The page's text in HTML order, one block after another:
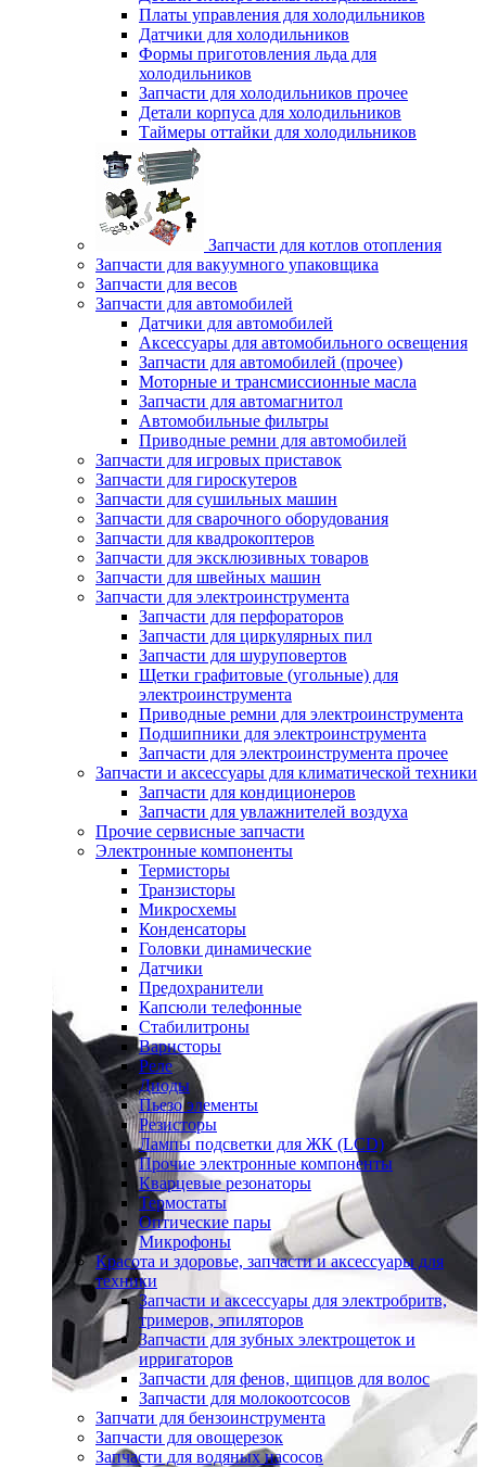
Платы управления для холодильников
Датчики для холодильников
Формы приготовления льда для
холодильников
Запчасти для холодильников прочее
Детали корпуса для холодильников
Таймеры оттайки для холодильников
Запчасти для котлов отопления
Запчасти для вакуумного упаковщика
Запчасти для весов
Запчасти для автомобилей
Датчики для автомобилей
Аксессуары для автомобильного освещения
Запчасти для автомобилей (прочее)
Моторные и трансмиссионные масла
Запчасти для автомагнитол
Автомобильные фильтры
Приводные ремни для автомобилей
Запчасти для игровых приставок
Запчасти для гироскутеров
Запчасти для сушильных машин
Запчасти для сварочного оборудования
Запчасти для квадрокоптеров
Запчасти для эксклюзивных товаров
Запчасти для швейных машин
Запчасти для электроинструмента
Запчасти для перфораторов
Запчасти для циркулярных пил
Запчасти для шуруповертов
Щетки графитовые (угольные) для
электроинструмента
Приводные ремни для электроинструмента
Подшипники для электроинструмента
Запчасти для электроинструмента прочее
Запчасти и аксессуары для климатической техники
Запчасти для кондиционеров
Запчасти для увлажнителей воздуха
Прочие сервисные запчасти
Электронные компоненты
Термисторы
Транзисторы
Микросхемы
Конденсаторы
Головки динамические
Датчики
Предохранители
Капсюли телефонные
Стабилитроны
Варисторы
Реле
Диоды
Пьезо элементы
Резисторы
Лампы подсветки для ЖК (LCD)
Прочие электронные компоненты
Кварцевые резонаторы
Термостаты
Оптические пары
Микрофоны
Красота и здоровье, запчасти и аксессуары для
техники
Запчасти и аксессуары для электробритв,
тримеров, эпиляторов
Запчасти для зубных электрощеток и
ирригаторов
Запчасти для фенов, щипцов для волос
Запчасти для молокоотсосов
Запчати для бензоинструмента
Запчасти для овощерезок
Запчасти для водяных насосов